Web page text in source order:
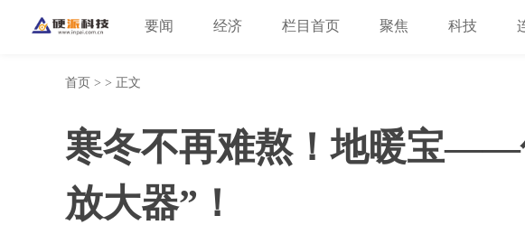
要闻 经济 栏目首页 聚焦 科技
首页 > > 正文
寒冬不再难熬！地暖宝——
放大器”！